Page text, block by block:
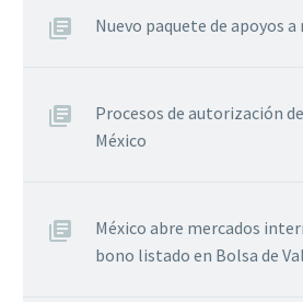
Nuevo paquete de apoyos
Procesos de autorización
México
México abre mercados
bono listado en Bolsa de